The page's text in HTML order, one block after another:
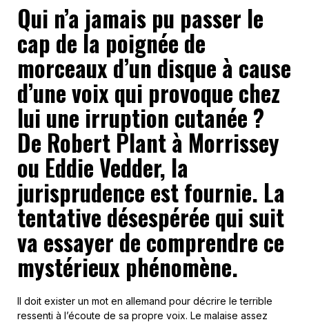
Qui n’a jamais pu passer le
cap de la poignée de
morceaux d’un disque à cause
d’une voix qui provoque chez
lui une irruption cutanée ?
De Robert Plant à Morrissey
ou Eddie Vedder, la
jurisprudence est fournie. La
tentative désespérée qui suit
va essayer de comprendre ce
mystérieux phénomène.
Il doit exister un mot en allemand pour décrire le terrible
ressenti à l’écoute de sa propre voix. Le malaise assez